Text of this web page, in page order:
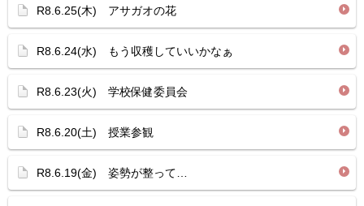
R8.6.25(木) アサガオの花
R8.6.24(水) もう収穫していいかなぁ
R8.6.23(火) 学校保健委員会
R8.6.20(土) 授業参観
R8.6.19(金) 姿勢が整って…